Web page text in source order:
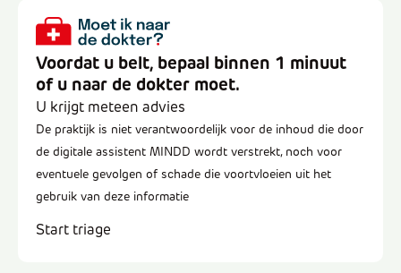
Voordat u belt, bepaal binnen 1 minuut
of u naar de dokter moet.
U krijgt meteen advies
De praktijk is niet verantwoordelijk voor de inhoud die door
de digitale assistent MINDD wordt verstrekt, noch voor
eventuele gevolgen of schade die voortvloeien uit het
gebruik van deze informatie
Start triage